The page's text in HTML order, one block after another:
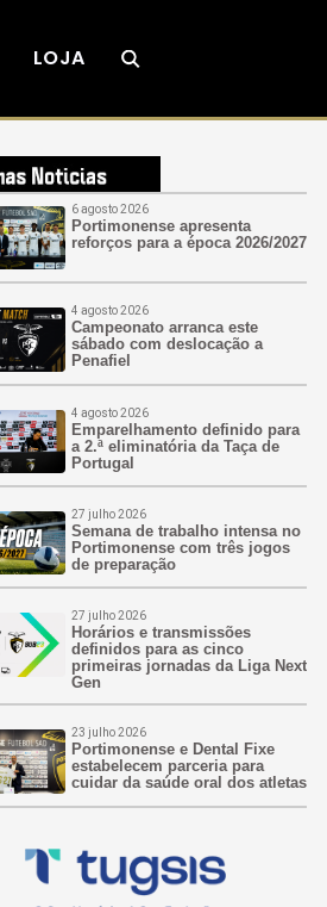
LOJA
6 agosto 2026
Portimonense apresenta
reforços para a época 2026/2027
4 agosto 2026
Campeonato arranca este
sábado com deslocação a
Penafiel
4 agosto 2026
Emparelhamento definido para
a 2.ª eliminatória da Taça de
Portugal
27 julho 2026
Semana de trabalho intensa no
Portimonense com três jogos
de preparação
27 julho 2026
Horários e transmissões
definidos para as cinco
primeiras jornadas da Liga Next
Gen
23 julho 2026
Portimonense e Dental Fixe
estabelecem parceria para
cuidar da saúde oral dos atletas